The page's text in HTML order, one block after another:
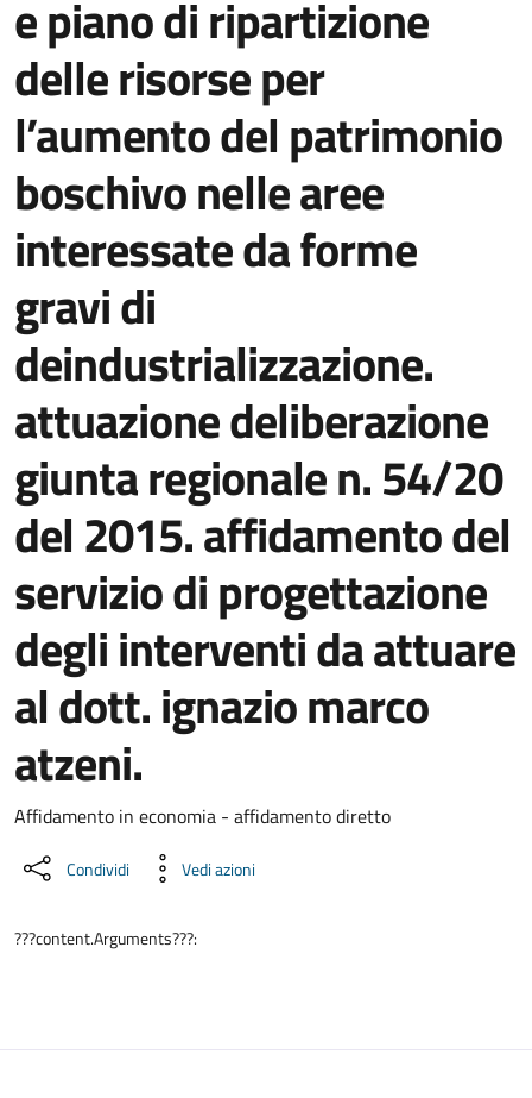
e piano di ripartizione
delle risorse per
l’aumento del patrimonio
boschivo nelle aree
interessate da forme
gravi di
deindustrializzazione.
attuazione deliberazione
giunta regionale n. 54/20
del 2015. affidamento del
servizio di progettazione
degli interventi da attuare
al dott. ignazio marco
atzeni.
Dettaglio del documento
Affidamento in economia - affidamento diretto
Condividi Vedi azioni
???content.Arguments???: